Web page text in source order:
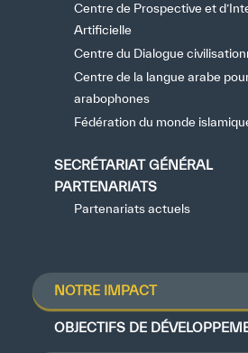
Centre de Prospective et
Artificielle
Centre du Dialogue
Centre de la langue arabe
arabophones
Fédération du monde
SECRÉTARIAT GÉNÉRAL
PARTENARIATS
Partenariats actuels
NOTRE IMPACT
OBJECTIFS DE